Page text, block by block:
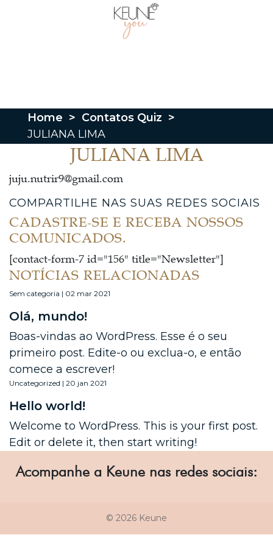
Home > Contatos Quiz >
JULIANA LIMA
JULIANA LIMA
juju.nutrir9@gmail.com
COMPARTILHE NAS SUAS REDES SOCIAIS
CADASTRE-SE E RECEBA NOSSOS
COMUNICADOS.
[contact-form-7 id="156" title="Newsletter"]
NOTÍCIAS RELACIONADAS
Sem categoria | 02 mar 2021
Olá, mundo!
Boas-vindas ao WordPress. Esse é o seu
primeiro post. Edite-o ou exclua-o, e então
comece a escrever!
Uncategorized | 20 jan 2021
Hello world!
Welcome to WordPress. This is your first post.
Edit or delete it, then start writing!
Acompanhe a Keune nas redes sociais:
© 2026 Keune